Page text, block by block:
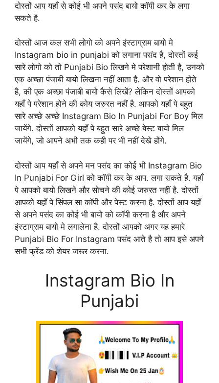
दोस्तों आप यहाँ से कोई भी अपने पसंद बायो कॉपी कर के लगा
सकते है.
दोस्तों आज कल सभी लोगो को अपने इंस्टाग्राम बायो मे
Instagram bio in punjabi को लगाना पसंद है, दोस्तों कई
सारे लोगो को तो Punjabi Bio लिखने मे परेशानी होती है, उनको
एक अच्छा पंजाबी बायो लिखना नहीं आता है. और वो परेशान होते
है, की एक अच्छा पंजाबी बायो कैसे लिखें? लेकिन दोस्तों आपको
यहाँ पे परेशान होने की कोय जरुरत नहीं है. आपको यहाँ पे बहुत
सारे अच्छे अच्छे Instagram Bio In Punjabi For Boy मिल
जायेंगे. दोस्तों आपको यहाँ पे बहुत सारे अच्छे बेस्ट बायो मिल
जायेंगे, जो आपने अभी तक कही पर भी नहीं देखे होंगे.
दोस्तों आप यहाँ से अपने मन पसंद का कोई भी Instagram Bio
In Punjabi For Girl को कॉपी कर के आप. लगा सकते है. यहाँ
पे आपको बायो लिखने और सोचने की कोई जरुरत नहीं है. दोस्तों
आपको यहाँ पे सिंपल सा कॉपी और पेस्ट करना है. दोस्तों आप यहाँ
से अपने पसंद का कोई भी बायो को कॉपी करना है और अपने
इंस्टाग्राम बायो मे लगालेना है. दोस्तों आपको अगर यह हमारे
Punjabi Bio For Instagram पसंद आते है तो आप इसे अपने
सभी फ्रेंड को शेयर जरूर करना.
Instagram Bio In
Punjabi